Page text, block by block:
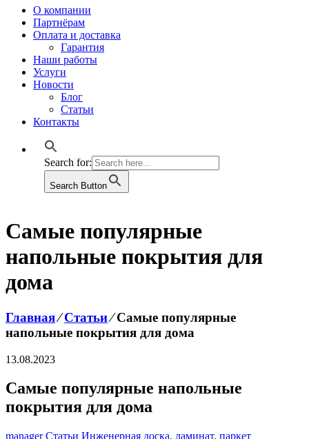
О компании
Партнёрам
Оплата и доставка
Гарантия
Наши работы
Услуги
Новости
Блог
Статьи
Контакты
Search for:
Search Button
Самые популярные
напольные покрытия для
дома
Главная⁄Статьи⁄Самые популярные
напольные покрытия для дома
13.08.2023
Самые популярные напольные
покрытия для дома
manager Статьи Инженерная доска, ламинат, паркет